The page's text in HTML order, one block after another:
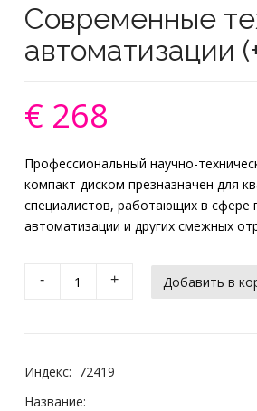
Современные
автоматизации
€ 268
Профессиональный научно-
компакт-диском презназначен для
специалистов, работающих в
автоматизации и других смежных
- +
Индекс: 72419
Название: